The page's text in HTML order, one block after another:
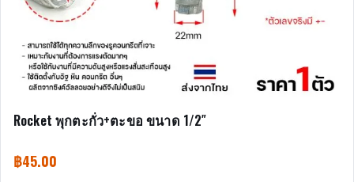
Rocket พุกตะกั่ว+ตะขอ ขนาด 1/2″
฿45.00